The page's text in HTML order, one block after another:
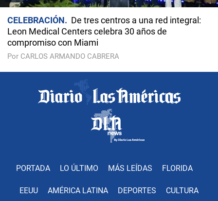
CELEBRACIÓN
De tres centros a una red integral:
Leon Medical Centers celebra 30 años de
compromiso con Miami
Por CARLOS ARMANDO CABRERA
PORTADA LO ÚLTIMO MÁS LEÍDAS FLORIDA
EEUU AMÉRICA LATINA DEPORTES CULTURA